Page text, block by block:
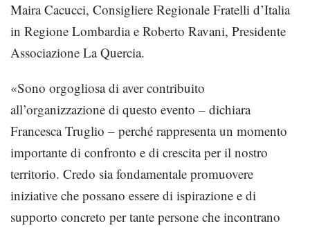
Maira Cacucci, Consigliere Regionale Fratelli d’Italia
in Regione Lombardia e Roberto Ravani, Presidente
Associazione La Quercia.
«Sono orgogliosa di aver contribuito
all’organizzazione di questo evento – dichiara
Francesca Truglio – perché rappresenta un momento
importante di confronto e di crescita per il nostro
territorio. Credo sia fondamentale promuovere
iniziative che possano essere di ispirazione e di
supporto concreto per tante persone che incontrano